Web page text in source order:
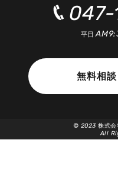
047-
平日
無料相
© 2023 株式会
All